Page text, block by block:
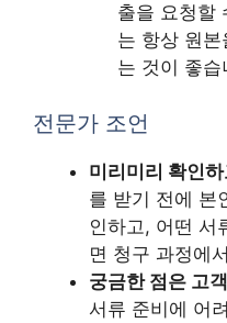
출을 요청할
는 항상 원
는 것이 좋습
전문가 조언
미리미리 확인
를 받기 전에 본
인하고, 어떤 서
면 청구 과정에
궁금한 점은 고
서류 준비에 어